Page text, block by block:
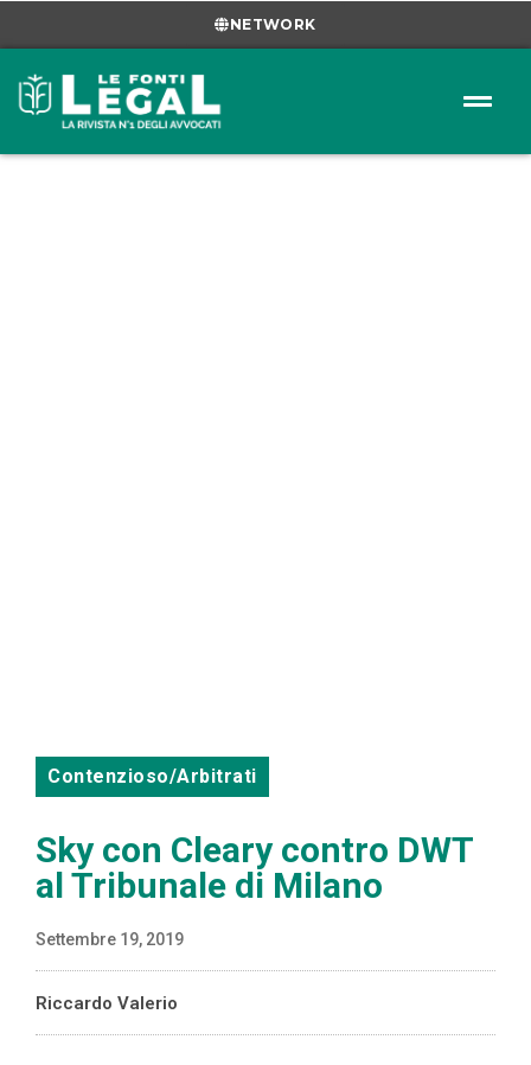
NETWORK
Contenzioso/Arbitrati
Sky con Cleary contro DWT
al Tribunale di Milano
Settembre 19, 2019
Riccardo Valerio